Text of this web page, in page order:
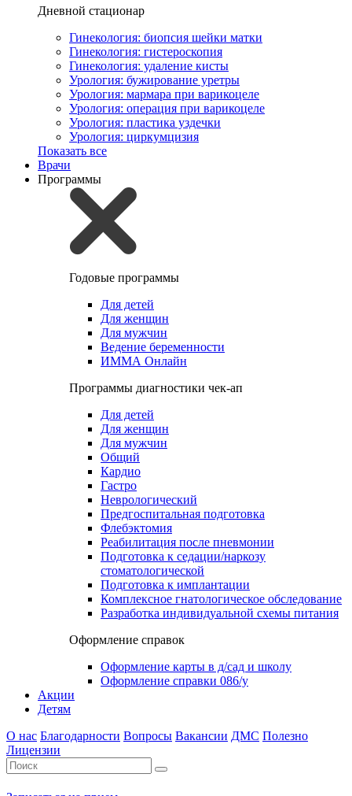
Дневной стационар
Гинекология: биопсия шейки матки
Гинекология: гистероскопия
Гинекология: удаление кисты
Урология: бужирование уретры
Урология: мармара при варикоцеле
Урология: операция при варикоцеле
Урология: пластика уздечки
Урология: циркумцизия
Показать все
Врачи
Программы
Годовые программы
Для детей
Для женщин
Для мужчин
Ведение беременности
ИММА Онлайн
Программы диагностики чек-ап
Для детей
Для женщин
Для мужчин
Общий
Кардио
Гастро
Неврологический
Предгоспитальная подготовка
Флебэктомия
Реабилитация после пневмонии
Подготовка к седации/наркозу
стоматологической
Подготовка к имплантации
Комплексное гнатологическое обследование
Разработка индивидуальной схемы питания
Оформление справок
Оформление карты в д/сад и школу
Оформление справки 086/у
Акции
Детям
О нас Благодарности Вопросы Вакансии ДМС Полезно
Лицензии